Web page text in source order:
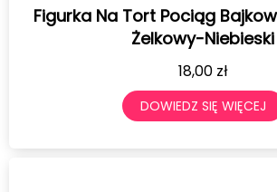
Figurka Na Tort Pociąg
Żelkowy-Niebieski
18,00 zł
DOWIEDZ SIĘ WIĘCEJ